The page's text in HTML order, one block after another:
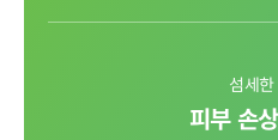
섬세한
피부 손